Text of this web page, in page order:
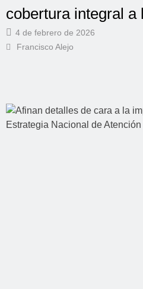
cobertura integral a
4 de febrero de 2026
Francisco Alejo